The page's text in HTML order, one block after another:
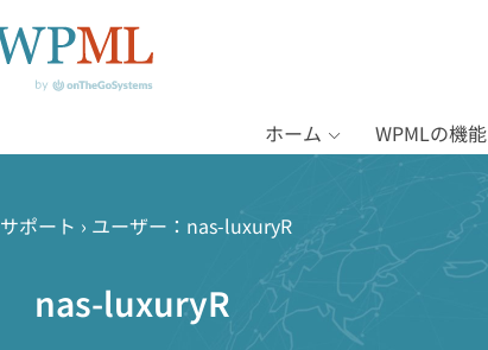
ホーム WPMLの機能
サポート › ユーザー：nas-luxuryR
nas-luxuryR